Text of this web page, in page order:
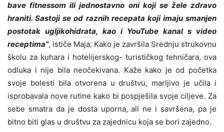
bave fitnessom ili jednostavno oni koji se žele zdravo
hraniti. Sastoji se od raznih recepata koji imaju smanjen
postotak ugljikohidrata, kao i YouTube kanal s video
receptima”, ističe Maja. Kako je završila Srednju strukovnu
školu za kuhara i hotelijerskog- turističkog tehničara, ova
odluka i nije bila neočekivana. Kaže kako je od početka
svoje bolesti bila otvorena u društvu, marljivo je učila i
isprobavala nove rutine kako bi pospješila svoje ciljeve. Za
sebe smatra da je dosta uporna, ali ne i savršena, pa je
bitno biti glas u društvu za zajednicu koja se bori zajedno.